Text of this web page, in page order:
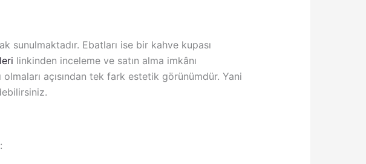
sunulmaktadır. Ebatları ise bir kahve kupası
linkinden inceleme ve satın alma imkânı
açısından tek fark estetik görünümdür. Yani